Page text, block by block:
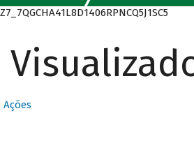
Z7_7QGCHA41L8D1406RPNCQ5J1SC5
Ações